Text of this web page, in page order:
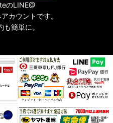
のLINE@
カウントです。
も簡単に。